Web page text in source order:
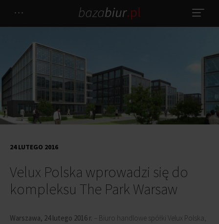
Velux Polska wprowadzi się do
kompleksu The Park Warsaw
24 LUTEGO 2016
Warszawa, 24 lutego 2016 r. – Biuro handlowe spółki Velux Polska,